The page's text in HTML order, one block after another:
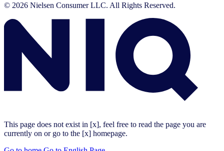
© 2026 Nielsen Consumer LLC. All Rights Reserved.
This page does not exist in [x], feel free to read the page you are
currently on or go to the [x] homepage.